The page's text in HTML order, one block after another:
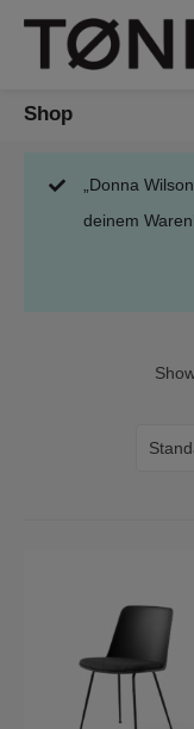
Shop
„Donna
deinem